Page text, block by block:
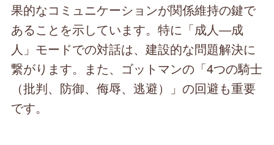
果的なコミュニケーションが関係維持の鍵で
あることを示しています。特に「成人―成
人」モードでの対話は、建設的な問題解決に
繋がります。また、ゴットマンの「4つの騎士
（批判、防御、侮辱、逃避）」の回避も重要
です。